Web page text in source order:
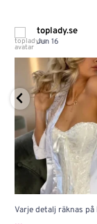
toplady.se
Jun 16
Varje detalj räknas